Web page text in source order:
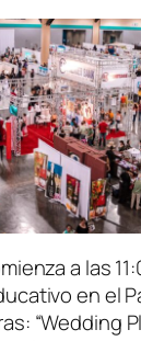
a las
en el
“Wedding